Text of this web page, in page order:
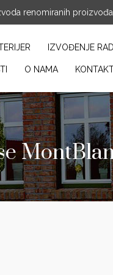
renomiranih
IZVOĐENJE
O NAMA